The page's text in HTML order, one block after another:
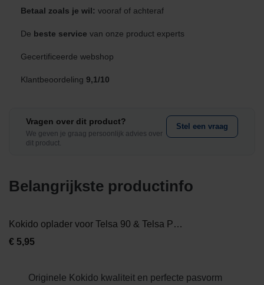
Betaal zoals je wil: vooraf of achteraf
De beste service van onze product experts
Gecertificeerde webshop
Klantbeoordeling 9,1/10
Vragen over dit product?
We geven je graag persoonlijk advies over
dit product.
Stel een vraag
Belangrijkste productinfo
Kokido oplader voor Telsa 90 & Telsa Powerblade 90
€ 5,95
Originele Kokido kwaliteit en perfecte pasvorm